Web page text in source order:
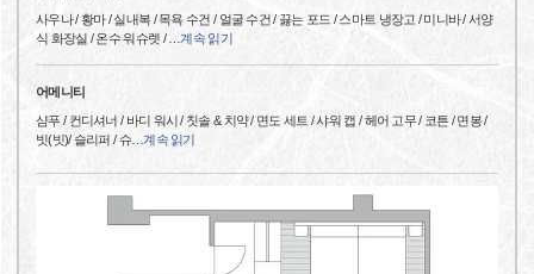
사우나 / 황마 / 실내복 / 목욕 수건 / 얼굴 수건 / 끓는 포드 / 스마트 냉장고 / 미니바 / 서양
식 화장실 / 온수 워슈렛 /
계속 읽기
어메니티
샴푸 / 컨디셔너 / 바디 워시 / 칫솔 & 치약 / 면도 세트 / 샤워 캡 / 헤어 고무 / 코튼 / 면봉 /
빗(빗)/ 슬리퍼 / 슈…계속 읽기